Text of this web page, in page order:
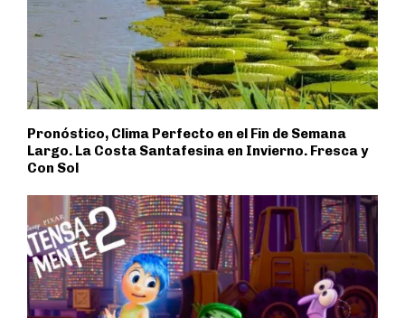
Pronóstico, Clima Perfecto en el Fin de Semana
Largo. La Costa Santafesina en Invierno. Fresca y
Con Sol